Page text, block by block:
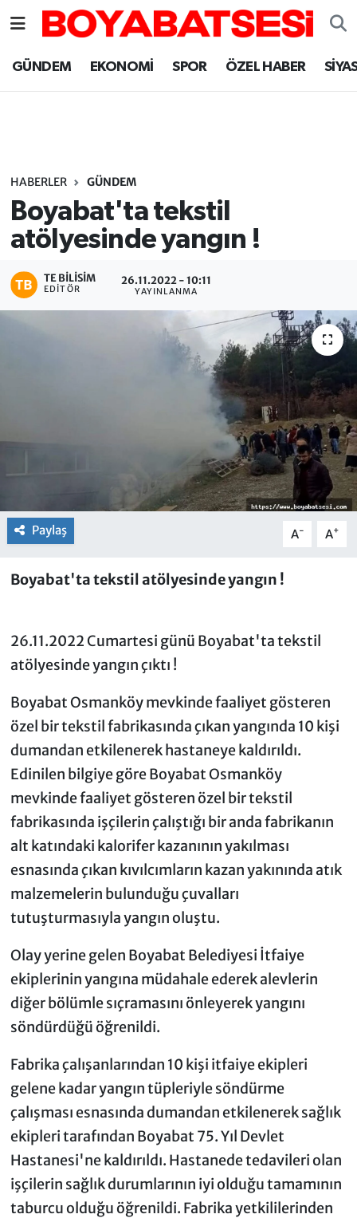
GÜNDEM EKONOMİ SPOR ÖZEL HABER
HABERLER GÜNDEM
Boyabat'ta tekstil
atölyesinde yangın !
TE BILISIM
EDITÖR
26.11.2022 - 10:11
YAYINLANMA
Paylaş A- A+
Boyabat'ta tekstil atölyesinde yangın !
26.11.2022 Cumartesi günü Boyabat'ta tekstil
atölyesinde yangın çıktı !
Boyabat Osmanköy mevkinde faaliyet gösteren
özel bir tekstil fabrikasında çıkan yangında 10 kişi
dumandan etkilenerek hastaneye kaldırıldı.
Edinilen bilgiye göre Boyabat Osmanköy
mevkinde faaliyet gösteren özel bir tekstil
fabrikasında işçilerin çalıştığı bir anda fabrikanın
alt katındaki kalorifer kazanının yakılması
esnasında çıkan kıvılcımların kazan yakınında atık
malzemelerin bulunduğu çuvalları
tutuşturmasıyla yangın oluştu.
Olay yerine gelen Boyabat Belediyesi İtfaiye
ekiplerinin yangına müdahale ederek alevlerin
diğer bölümle sıçramasını önleyerek yangını
söndürdüğü öğrenildi.
Fabrika çalışanlarından 10 kişi itfaiye ekipleri
gelene kadar yangın tüpleriyle söndürme
çalışması esnasında dumandan etkilenerek sağlık
ekipleri tarafından Boyabat 75. Yıl Devlet
Hastanesi'ne kaldırıldı. Hastanede tedavileri olan
işçilerin sağlık durumlarının iyi olduğu tamamının
taburcu olduğu öğrenildi. Fabrika yetkililerinden
Sinop Nöbetçi Eczaneler
Sinop Trafik Yoğunluk Haritası
Süper Lig Puan Durumu ve Fikstür